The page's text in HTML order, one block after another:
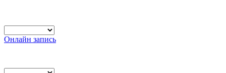
Онлайн запись